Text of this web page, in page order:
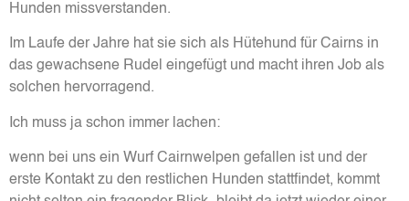
Hunden missverstanden.
Im Laufe der Jahre hat sie sich als Hütehund für Cairns in
das gewachsene Rudel eingefügt und macht ihren Job als
solchen hervorragend.
Ich muss ja schon immer lachen:
wenn bei uns ein Wurf Cairnwelpen gefallen ist und der
erste Kontakt zu den restlichen Hunden stattfindet, kommt